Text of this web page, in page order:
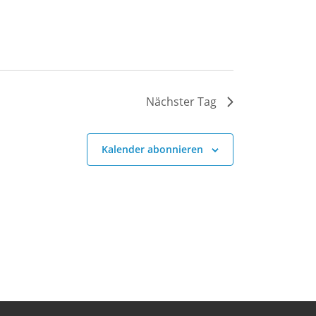
Nächster Tag
Kalender abonnieren